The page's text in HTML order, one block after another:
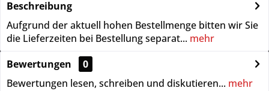
Beschreibung
Aufgrund der aktuell hohen Bestellmenge bitten wir Sie
die Lieferzeiten bei Bestellung separat... mehr
Bewertungen
0
Bewertungen lesen, schreiben und diskutieren... mehr